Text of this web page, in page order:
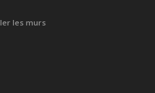
les murs